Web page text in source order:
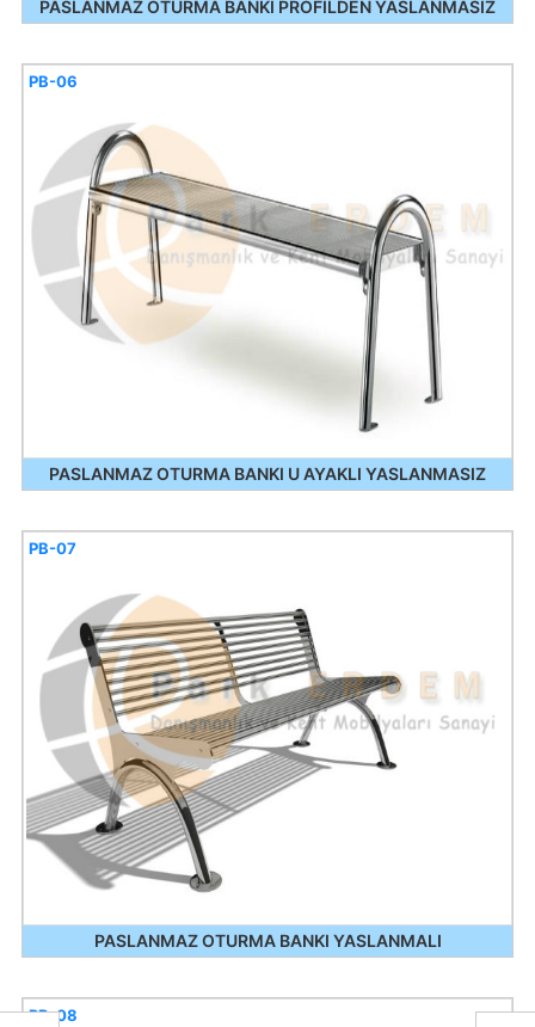
PASLANMAZ OTURMA BANKI PROFİLDEN YASLANMASIZ
PASLANMAZ OTURMA BANKI U AYAKLI YASLANMASIZ
PB-06
PASLANMAZ OTURMA BANKI YASLANMALI
PB-07
PB-08